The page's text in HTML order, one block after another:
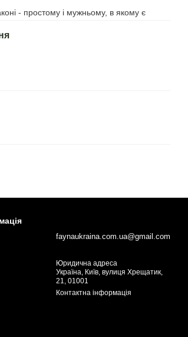
- простому і мужньому, в якому є
faynaukraina.com.ua@gmail.com
Юридична адреса
Україна, Київ, вулиця Хрещатик,
21, 01001
Контактна інформація